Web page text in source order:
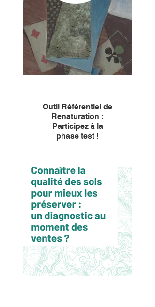
terres, comment sont impactés
les différents groupes sociaux
?
Outil Référentiel de
Renaturation :
Participez à la
phase test !
renaturation, attaché à la prise
en compte des sols dans sa
démarche. Il s'agit de tester
une première version de l'outil
d'aide à la décision co-
Transition foncière, avec le
soutien d'ARP-Astrance, Icade
et l'Ademe.
Clôture le 25 août 2025.